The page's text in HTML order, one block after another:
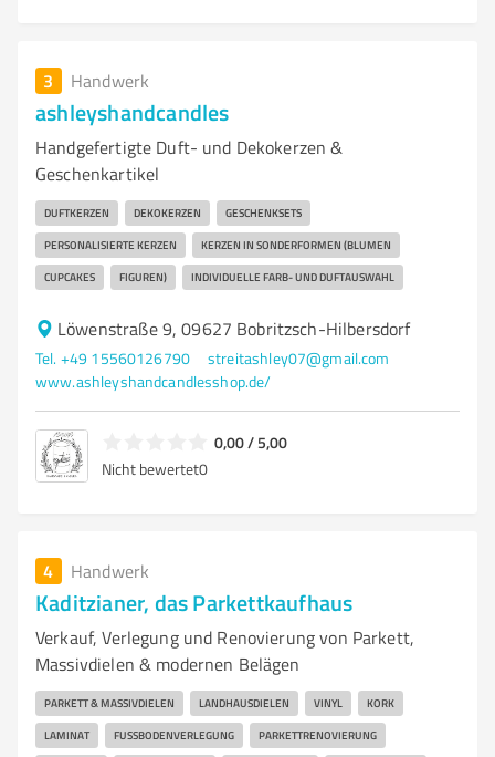
3 Handwerk
ashleyshandcandles
Handgefertigte Duft- und Dekokerzen &
Geschenkartikel
DUFTKERZEN DEKOKERZEN GESCHENKSETS
PERSONALISIERTE KERZEN KERZEN IN SONDERFORMEN (BLUMEN
CUPCAKES FIGUREN) INDIVIDUELLE FARB- UND DUFTAUSWAHL
Löwenstraße 9, 09627 Bobritzsch-Hilbersdorf
Tel. +49 15560126790
streitashley07@gmail.com
www.ashleyshandcandlesshop.de/
0,00 / 5,00
Nicht bewertet0
4 Handwerk
Kaditzianer, das Parkettkaufhaus
Verkauf, Verlegung und Renovierung von Parkett,
Massivdielen & modernen Belägen
PARKETT & MASSIVDIELEN LANDHAUSDIELEN VINYL KORK
LAMINAT FUSSBODENVERLEGUNG PARKETTRENOVIERUNG